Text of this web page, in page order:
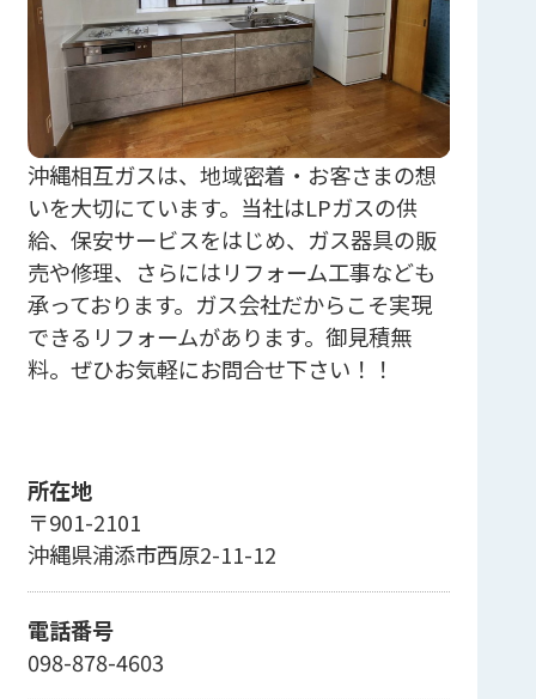
沖縄相互ガスは、地域密着・お客さまの想
いを大切にています。当社はLPガスの供
給、保安サービスをはじめ、ガス器具の販
売や修理、さらにはリフォーム工事なども
承っております。ガス会社だからこそ実現
できるリフォームがあります。御見積無
料。ぜひお気軽にお問合せ下さい！！
所在地
〒901-2101
沖縄県浦添市西原2-11-12
電話番号
098-878-4603